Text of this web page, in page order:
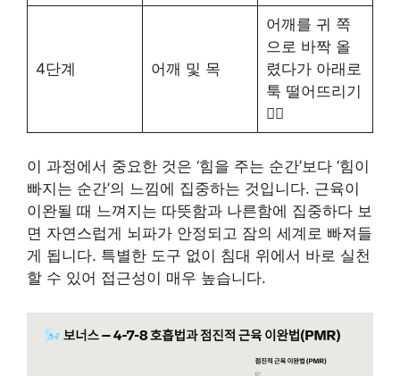
4단계 어깨 및 목
어깨를 귀 쪽
으로 바짝 올
렸다가 아래로
툭 떨어뜨리기
💆‍♀️
이 과정에서 중요한 것은 ‘힘을 주는 순간’보다 ‘힘이
빠지는 순간’의 느낌에 집중하는 것입니다. 근육이
이완될 때 느껴지는 따뜻함과 나른함에 집중하다 보
면 자연스럽게 뇌파가 안정되고 잠의 세계로 빠져들
게 됩니다. 특별한 도구 없이 침대 위에서 바로 실천
할 수 있어 접근성이 매우 높습니다.